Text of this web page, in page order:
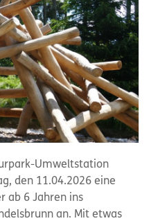
Umweltstation
den 11.04.2026 eine
ab 6 Jahren ins
an. Mit etwas